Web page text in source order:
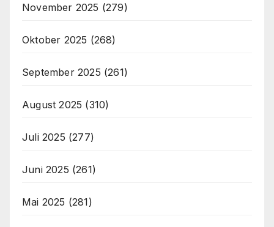
November 2025 (279)
Oktober 2025 (268)
September 2025 (261)
August 2025 (310)
Juli 2025 (277)
Juni 2025 (261)
Mai 2025 (281)